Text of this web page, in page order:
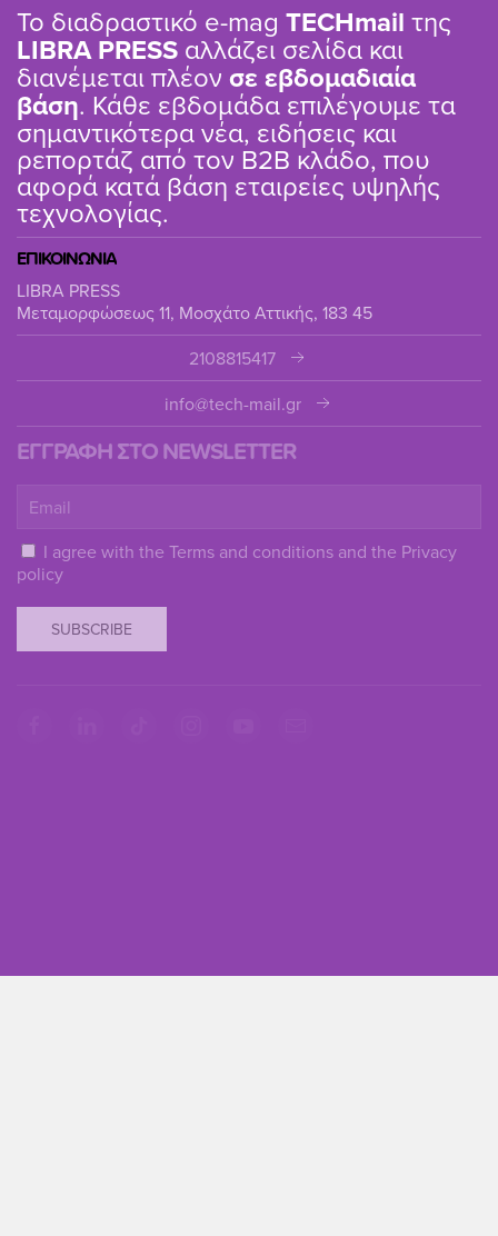
Το διαδραστικό e-mag TΕCHmail της
LIBRA PRESS αλλάζει σελίδα και
διανέμεται πλέον σε εβδομαδιαία
βάση. Κάθε εβδομάδα επιλέγουμε τα
σημαντικότερα νέα, ειδήσεις και
ρεπορτάζ από τον B2B κλάδο, που
αφορά κατά βάση εταιρείες υψηλής
τεχνολογίας.
ΕΠΙΚΟΙΝΩΝΙΑ
LIBRA PRESS
Μεταμορφώσεως 11, Μοσχάτο Αττικής, 183 45
2108815417
info@tech-mail.gr
ΕΓΓΡΑΦΗ ΣΤΟ NEWSLETTER
I agree with the Terms and conditions and the Privacy
policy
SUBSCRIBE